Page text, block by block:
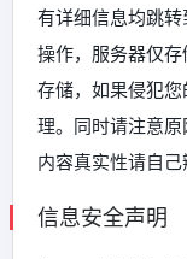
有详细信息均跳
操作，服务器仅
存储，如果侵犯
理。同时请注意原
内容真实性请自己
信息安全声明